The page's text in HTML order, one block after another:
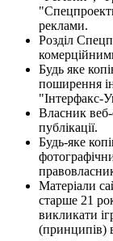
реклами.
Розділ
Будь яке
поширення
"Інтерфакс-
Власник веб-
публікації.
Будь-яке
Матеріали
старше 21
викликати
(принципів)